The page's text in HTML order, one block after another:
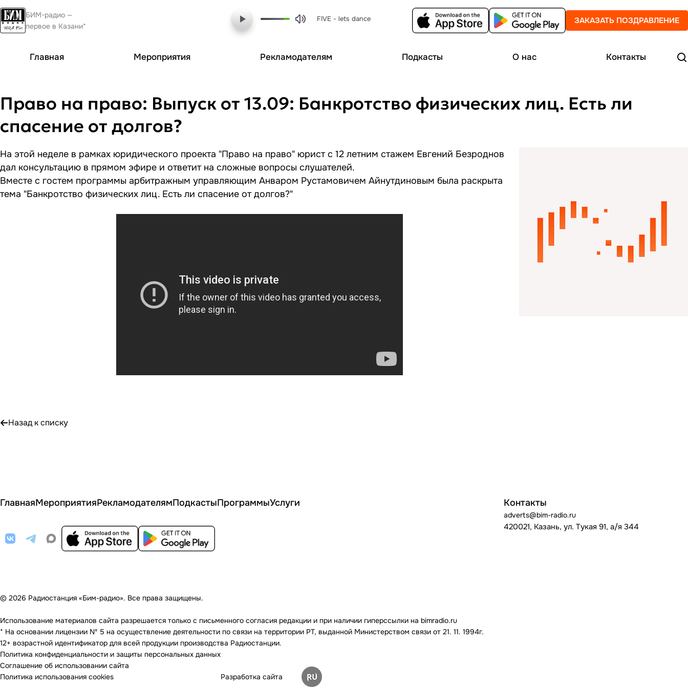
БИМ-радио —
первое в Казани*
FIVE - lets dance ЗАКАЗАТЬ ПОЗДРАВЛЕНИЕ
Главная Мероприятия Рекламодателям Подкасты О нас Контакты
Право на право: Выпуск от 13.09: Банкротство физических лиц. Есть ли
спасение от долгов?
На этой неделе в рамках юридического проекта "Право на право" юрист с 12 летним стажем Евгений Безроднов
дал консультацию в прямом эфире и ответит на сложные вопросы слушателей.
Вместе с гостем программы арбитражным управляющим Анваром Рустамовичем Айнутдиновым была раскрыта
тема "Банкротство физических лиц. Есть ли спасение от долгов?"
Назад к списку
ГлавнаяМероприятияРекламодателямПодкастыПрограммыУслуги Контакты
adverts@bim-radio.ru
420021, Казань, ул. Тукая 91, а/я 344
© 2026 Радиостанция «Бим-радио». Все права защищены.
Использование материалов сайта разрешается только с письменного согласия редакции и при наличии гиперссылки на bimradio.ru
* На основании лицензии Nº 5 на осуществление деятельности по связи на территории РТ, выданной Министерством связи от 21. 11. 1994г.
12+ возрастной идентификатор для всей продукции производства Радиостанции.
Политика конфиденциальности и защиты персональных данных
Соглашение об использовании сайта
Политика использования cookies
Разработка сайта